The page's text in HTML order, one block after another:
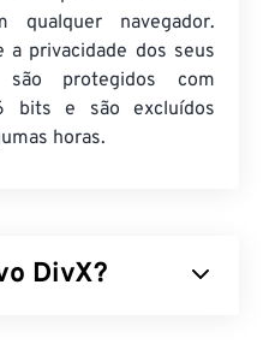
navegador.
a privacidade dos seus
protegidos com
bits e são excluídos
horas.
DivX?